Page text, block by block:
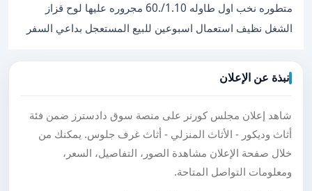
متطوره نخب اول طاوله 1.10/.60 مجروره عليها لوح قزاز
الشغل نظيف استعمال اسبوعين للبيع المستعجل بداعي السفر
نبذة عن الإعلان
شاهد إعلان مجلس كورنر على منصة سوق دادسترز ضمن فئة
أثاث وديكور - الأثاث المنزلي - أثاث غرف جلوس. يمكنك من
خلال صفحة الإعلان مشاهدة الصور، التفاصيل، السعر،
ومعلومات التواصل المتاحة.